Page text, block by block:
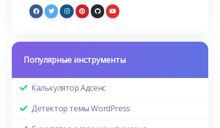
Популярные инструменты
Калькулятор Адсенс
Детектор темы WordPress